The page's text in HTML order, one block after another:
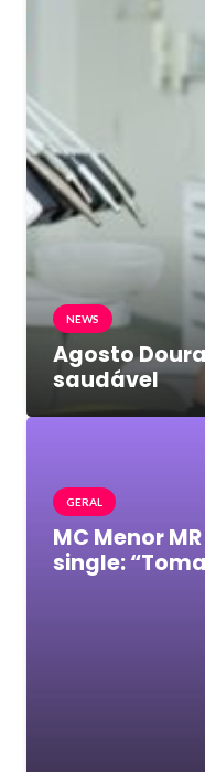
NEWS
Agosto
saudável
GERAL
MC Menor
single: